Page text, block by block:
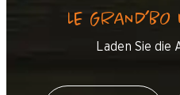
LE
Laden Sie